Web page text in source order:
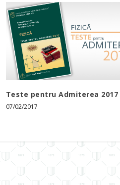
Teste pentru Admiterea 2017
07/02/2017